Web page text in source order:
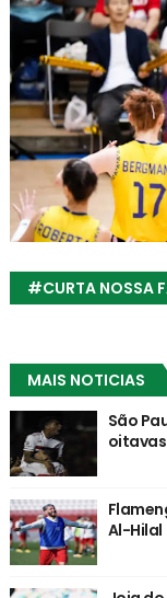
#CURTA NOSSA
MAIS NOTICIAS
São
Al-Hilal